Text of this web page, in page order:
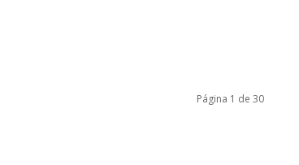
Página 1 de 30